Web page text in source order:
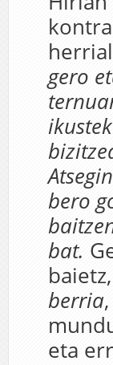
gero
bero
bat.
berria
eta